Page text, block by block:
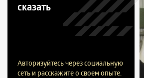
сказать
Авторизуйтесь через социальную
сеть и расскажите о своем опыте.